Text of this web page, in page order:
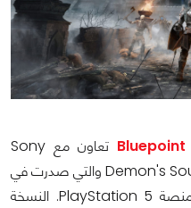
تعاون مع Sony
PlayStation لتقديم Demon's Souls Remake والتي صدرت في
نوفمبر 2020 بشكل حصري على منصة PlayStation 5. النسخة